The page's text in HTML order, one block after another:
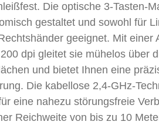
Die optische 3-Tasten-
gestaltet und sowohl für
geeignet. Mit einer
dpi gleitet sie mühelos über
und bietet Ihnen eine
Die kabellose 2,4-GHz-
eine nahezu störungsfreie
Reichweite von bis zu 10